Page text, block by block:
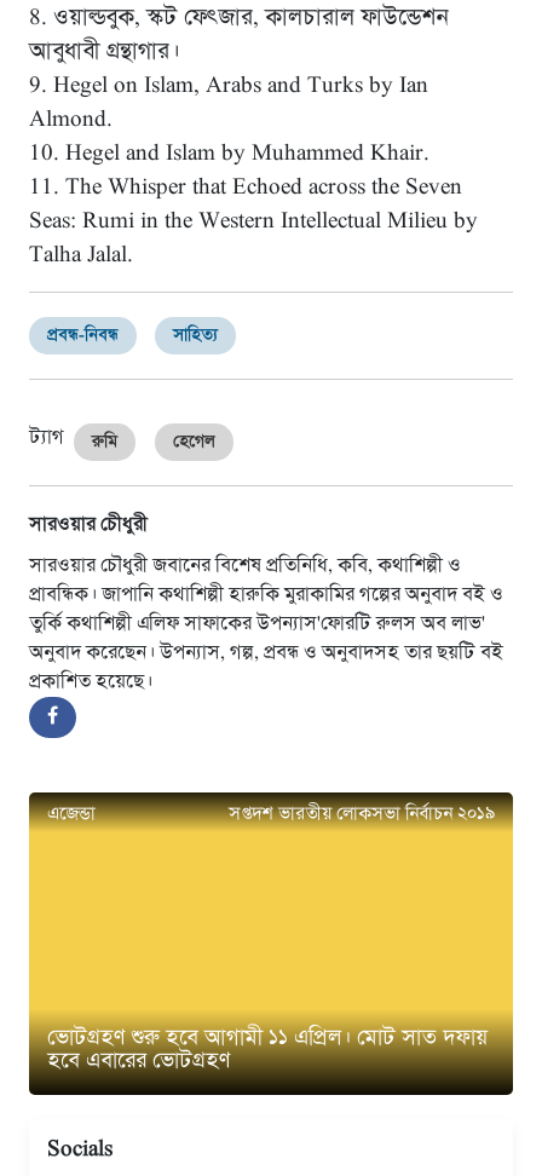
8. ওয়াল্ডবুক, স্কট ফেত্জার, কালচারাল ফাউন্ডেশন
আবুধাবী গ্রন্থাগার।
9. Hegel on Islam, Arabs and Turks by Ian
Almond.
10. Hegel and Islam by Muhammed Khair.
11. The Whisper that Echoed across the Seven
Seas: Rumi in the Western Intellectual Milieu by
Talha Jalal.
প্রবন্ধ-নিবন্ধ সাহিত্য
ট্যাগ রুমি হেগেল
সারওয়ার চেীধুরী
সারওয়ার চৌধুরী জবানের বিশেষ প্রতিনিধি, কবি, কথাশিল্পী ও
প্রাবন্ধিক। জাপানি কথাশিল্পী হারুকি মুরাকামির গল্পের অনুবাদ বই ও
তুর্কি কথাশিল্পী এলিফ সাফাকের উপন্যাস'ফোরটি রুলস অব লাভ'
অনুবাদ করেছেন। উপন্যাস, গল্প, প্রবন্ধ ও অনুবাদসহ তার ছয়টি বই
প্রকাশিত হয়েছে।
এজেন্ডা সপ্তদশ ভারতীয় লোকসভা নির্বাচন ২০১৯
ভোটগ্রহণ শুরু হবে আগামী ১১ এপ্রিল। মোট সাত দফায়
হবে এবারের ভোটগ্রহণ
Socials